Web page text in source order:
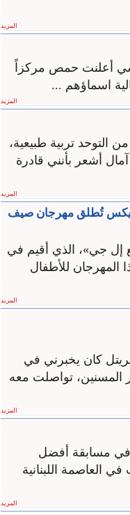
المزيد
أعلنت حمص مركزاً
اسماؤهم ...
المزيد
التوحد تربية طبيعية،
أشعر بأنني قادرة
المزيد
تُطلق مهرجان صيف
إل جي»، الذي أقيم في
وقد خُصص هذا المهرجان للأطفال
المزيد
كان يخبرني في
المسنين، تواصلت معه
المزيد
في مسابقة أفضل
العاصمة اللبنانية
المزيد